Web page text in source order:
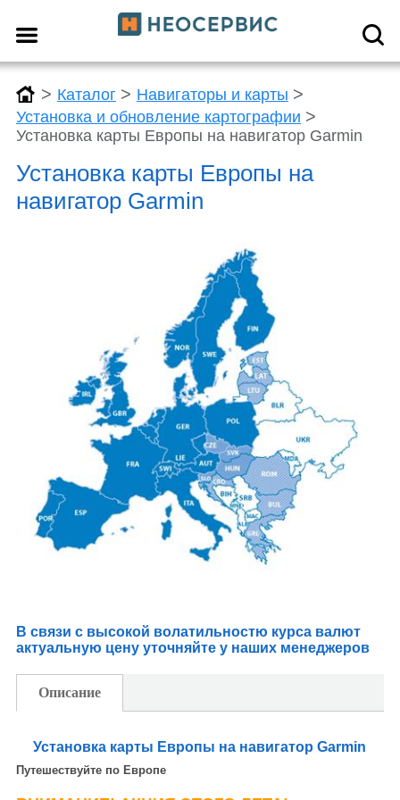
> Каталог > Навигаторы и карты >
Установка и обновление картографии >
Установка карты Европы на навигатор Garmin
Установка карты Европы на
навигатор Garmin
В связи с высокой волатильностю курса валют
актуальную цену уточняйте у наших менеджеров
Описание
Установка карты Европы на навигатор Garmin
Путешествуйте по Европе